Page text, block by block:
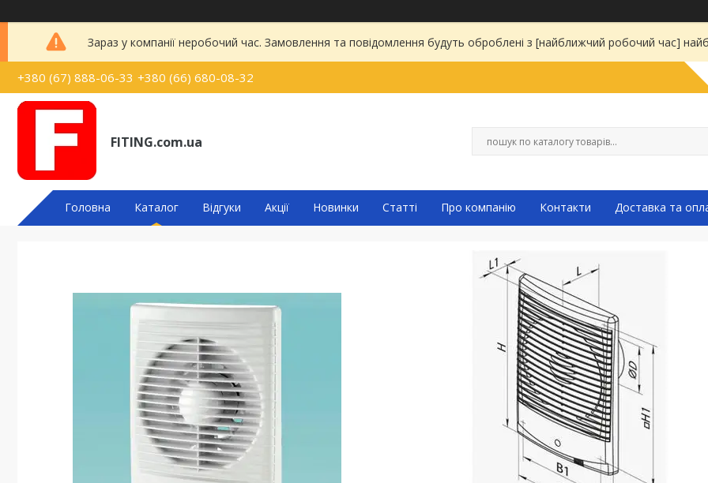
Зараз у компанії неробочий час. Замовлення та повідомлення будуть оброблені з [найближчий робочий час]
+380 (67) 888-06-33 +380 (66) 680-08-32
FITING.com.ua
Головна Каталог Відгуки Акції Новинки Статті Про компанію Контакти Доставка та